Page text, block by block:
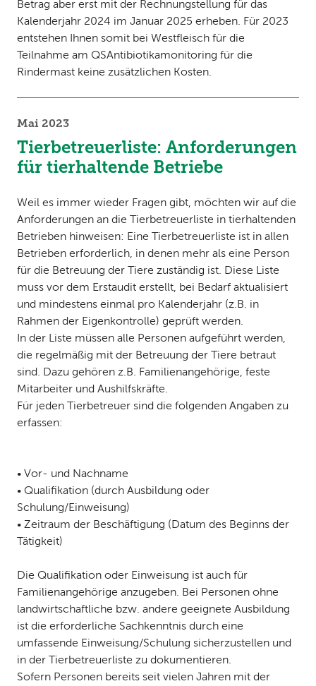
Betrag aber erst mit der Rechnungstellung für das
Kalenderjahr 2024 im Januar 2025 erheben. Für 2023
entstehen Ihnen somit bei Westfleisch für die
Teilnahme am QSAntibiotikamonitoring für die
Rindermast keine zusätzlichen Kosten.
Mai 2023
Tierbetreuerliste: Anforderungen
für tierhaltende Betriebe
Weil es immer wieder Fragen gibt, möchten wir auf die
Anforderungen an die Tierbetreuerliste in tierhaltenden
Betrieben hinweisen: Eine Tierbetreuerliste ist in allen
Betrieben erforderlich, in denen mehr als eine Person
für die Betreuung der Tiere zuständig ist. Diese Liste
muss vor dem Erstaudit erstellt, bei Bedarf aktualisiert
und mindestens einmal pro Kalenderjahr (z.B. in
Rahmen der Eigenkontrolle) geprüft werden.
In der Liste müssen alle Personen aufgeführt werden,
die regelmäßig mit der Betreuung der Tiere betraut
sind. Dazu gehören z.B. Familienangehörige, feste
Mitarbeiter und Aushilfskräfte.
Für jeden Tierbetreuer sind die folgenden Angaben zu
erfassen:
• Vor- und Nachname
• Qualifikation (durch Ausbildung oder
Schulung/Einweisung)
• Zeitraum der Beschäftigung (Datum des Beginns der
Tätigkeit)
Die Qualifikation oder Einweisung ist auch für
Familienangehörige anzugeben. Bei Personen ohne
landwirtschaftliche bzw. andere geeignete Ausbildung
ist die erforderliche Sachkenntnis durch eine
umfassende Einweisung/Schulung sicherzustellen und
in der Tierbetreuerliste zu dokumentieren.
Sofern Personen bereits seit vielen Jahren mit der